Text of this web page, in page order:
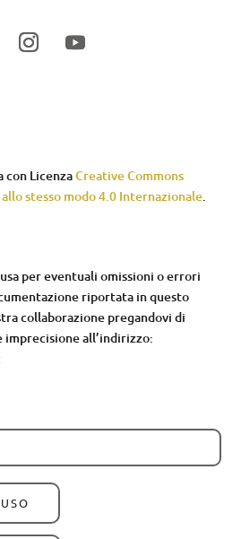
con LicenzaCreative Commons
stesso modo 4.0 Internazionale.
per eventuali omissioni o errori
riportata in questo
collaborazione pregandovi di
imprecisione all’indirizzo: